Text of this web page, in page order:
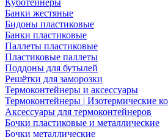
Куботейнеры
Банки жестяные
Бидоны пластиковые
Банки пластиковые
Паллеты пластиковые
Пластиковые паллеты
Поддоны для бутылей
Решётки для заморозки
Термоконтейнеры и аксессуары
Термоконтейнеры | Изотермические
Аксессуары для термоконтейнеров
Бочки пластиковые и металлические
Бочки металлические